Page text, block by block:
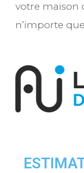
votre maison
n’importe